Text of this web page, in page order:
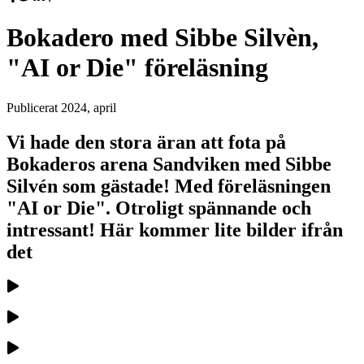
Bokadero med Sibbe Silvèn,
"AI or Die" föreläsning
Publicerat 2024, april
Vi hade den stora äran att fota på
Bokaderos arena Sandviken med Sibbe
Silvén som gästade! Med föreläsningen
"AI or Die". Otroligt spännande och
intressant! Här kommer lite bilder ifrån
det